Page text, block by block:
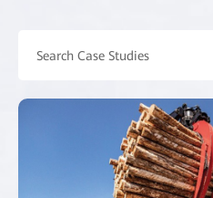
Search Case Studies